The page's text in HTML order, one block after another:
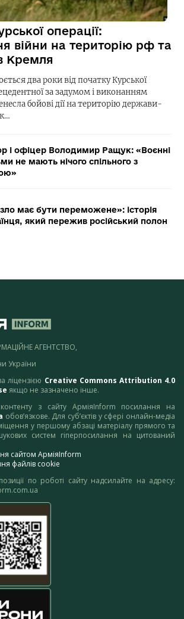
операції:
війни на територію рф та
Кремля
два роки від початку Курської
за задумом і виконанням
бойові дії на територію держави-
і офіцер Володимир Ращук: «Воєнні
не мають нічого спільного з
має бути переможене»: історія
який пережив російський полон
АГЕНТСТВО,
України
ліцензією Creative Commons Attribution 4.0
якщо не зазначено інше.
з сайту АрміяInform посилання на
обов’язкове. Для суб’єктів у сфері онлайн-медіа
у першому абзаці матеріалу прямого та
систем гіперпосилання на цитований
сайтом АрміяInform
файлів cookie
по роботі сайту надсилайте на адресу: